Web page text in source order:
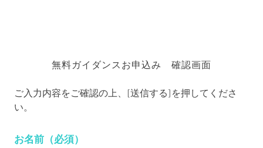
無料ガイダンスお申込み 確認画面
ご入力内容をご確認の上、[送信する]を押してくださ
い。
お名前（必須）